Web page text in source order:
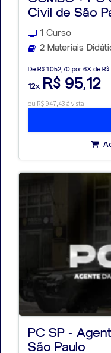
Civil de São
1 Curso
2 Materiais
De R$ 1.052,70 por 6X de R$
12x R$ 95,12
ou R$ 947,43 à vista
PC SP -
São Paulo